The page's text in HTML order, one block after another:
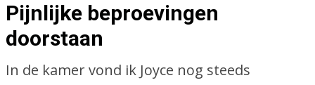
Pijnlijke beproevingen
doorstaan
In de kamer vond ik Joyce nog steeds